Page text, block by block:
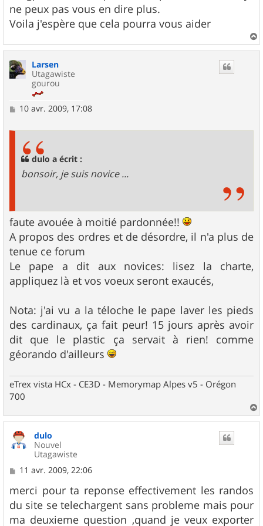
ne peux pas vous en dire plus.
Voila j'espère que cela pourra vous aider
a
Larsen
Utagawiste
gourou
M10 avr. 2009, 17:08
dulo a écrit :
bonsoir, je suis novice ...
faute avouée à moitié pardonnée!!
A propos des ordres et de désordre, il n'a plus de
tenue ce forum
Le pape a dit aux novices: lisez la charte,
appliquez là et vos voeux seront exaucés,
Nota: j'ai vu a la téloche le pape laver les pieds
des cardinaux, ça fait peur! 15 jours après avoir
dit que le plastic ça servait à rien! comme
géorando d'ailleurs
eTrex vista HCx - CE3D - Memorymap Alpes v5 - Orégon
700
a
dulo
Nouvel
Utagawiste
M
s
s
a
g
11 avr. 2009, 22:06
merci pour ta reponse effectivement les randos
du site se telechargent sans probleme mais pour
ma deuxieme question ,quand je veux exporter